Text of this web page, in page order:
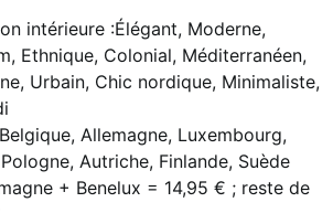
intérieure :Élégant, Moderne,
Ethnique, Colonial, Méditerranéen,
Urbain, Chic nordique, Minimaliste,
Allemagne, Luxembourg,
Autriche, Finlande, Suède
+ Benelux = 14,95 € ; reste de